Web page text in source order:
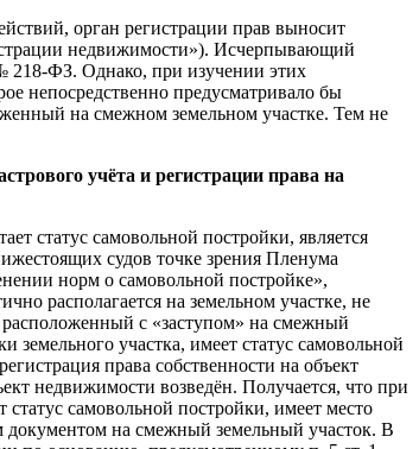
орган регистрации прав выносит
недвижимости»). Исчерпывающий
218-ФЗ. Однако, при изучении этих
непосредственно предусматривало бы
на смежном земельном участке. Тем не
учёта и регистрации права на
статус самовольной постройки, является
судов точке зрения Пленума
норм о самовольной постройке»,
располагается на земельном участке, не
с «заступом» на смежный
земельного участка, имеет статус самовольной
права собственности на объект
недвижимости возведён. Получается, что при
самовольной постройки, имеет место
документом на смежный земельный участок. В